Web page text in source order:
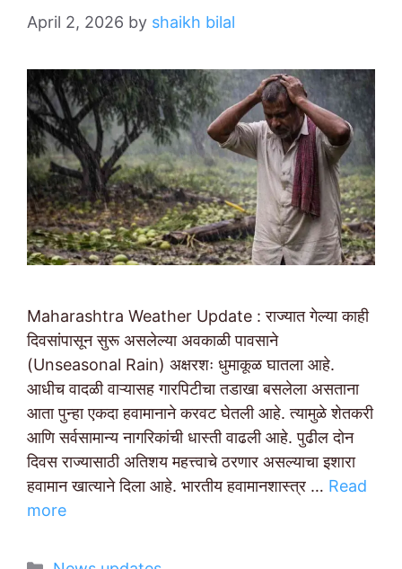
April 2, 2026 by shaikh bilal
Maharashtra Weather Update : राज्यात गेल्या काही
दिवसांपासून सुरू असलेल्या अवकाळी पावसाने
(Unseasonal Rain) अक्षरशः धुमाकूळ घातला आहे.
आधीच वादळी वाऱ्यासह गारपिटीचा तडाखा बसलेला असताना
आता पुन्हा एकदा हवामानाने करवट घेतली आहे. त्यामुळे शेतकरी
आणि सर्वसामान्य नागरिकांची धास्ती वाढली आहे. पुढील दोन
दिवस राज्यासाठी अतिशय महत्त्वाचे ठरणार असल्याचा इशारा
हवामान खात्याने दिला आहे. भारतीय हवामानशास्त्र … Read
more